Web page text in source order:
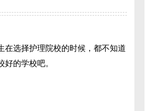
选择护理院校的时候，都不知道
的学校吧。